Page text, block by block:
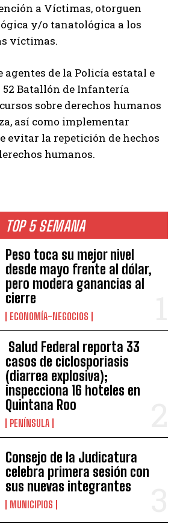
TOP 5 SEMANA
Peso toca su mejor nivel
desde mayo frente al dólar,
pero modera ganancias al
cierre
ECONOMÍA-NEGOCIOS
Salud Federal reporta 33
casos de ciclosporiasis
(diarrea explosiva);
inspecciona 16 hoteles en
Quintana Roo
PENÍNSULA
Consejo de la Judicatura
celebra primera sesión con
sus nuevas integrantes
MUNICIPIOS
a Víctimas, otorguen
y/o tanatológica a los
víctimas.
agentes de la Policía estatal e
Batallón de Infantería
sobre derechos humanos
así como implementar
evitar la repetición de hechos
humanos.